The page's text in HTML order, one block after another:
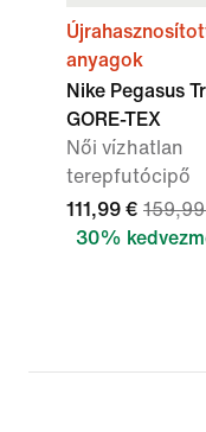
anyagok
Nike Pegasus
GORE-TEX
Női vízhatlan
terepfutócipő
111,99 €
30%